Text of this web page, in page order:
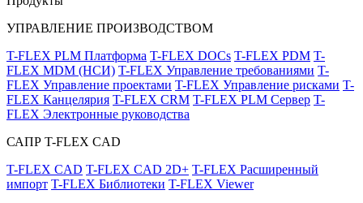
УПРАВЛЕНИЕ ПРОИЗВОДСТВОМ
T-FLEX PLM Платформа T-FLEX DOCs T-FLEX PDM T-
FLEX MDM (НСИ) T-FLEX Управление требованиями T-
FLEX Управление проектами T-FLEX Управление рисками T-
FLEX Канцелярия T-FLEX CRM T-FLEX PLM Сервер T-
FLEX Электронные руководства
САПР T-FLEX CAD
T-FLEX CAD T-FLEX CAD 2D+ T-FLEX Расширенный
импорт T-FLEX Библиотеки T-FLEX Viewer